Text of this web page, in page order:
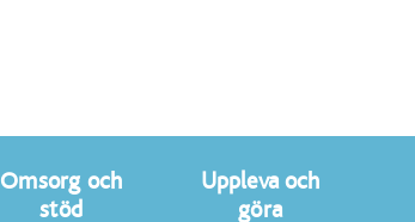
Omsorg och
stöd
Uppleva och
göra